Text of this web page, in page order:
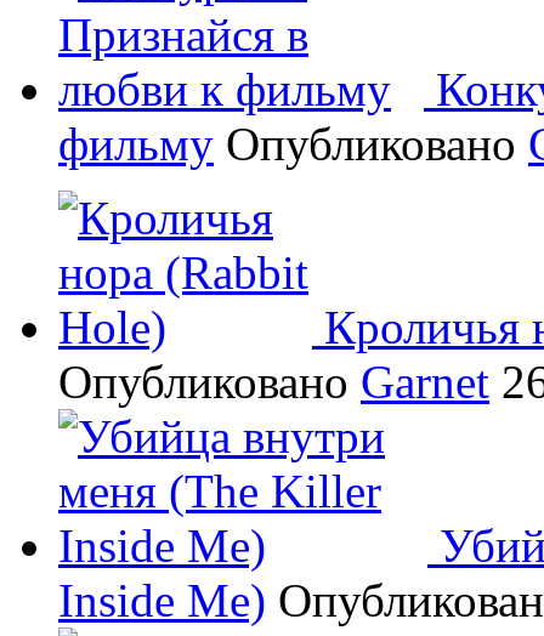
фильму Опубликовано
Кроличья
Опубликовано Garnet
Inside Me)